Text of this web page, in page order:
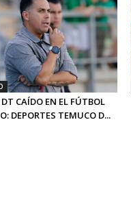
CAÍDO EN EL FÚTBOL
DEPORTES TEMUCO D...